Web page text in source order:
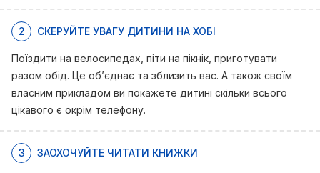
2 СКЕРУЙТЕ УВАГУ ДИТИНИ НА ХОБІ
Поїздити на велосипедах, піти на пікнік, приготувати
разом обід. Це об’єднає та зблизить вас. А також своїм
власним прикладом ви покажете дитині скільки всього
цікавого є окрім телефону.
3 ЗАОХОЧУЙТЕ ЧИТАТИ КНИЖКИ